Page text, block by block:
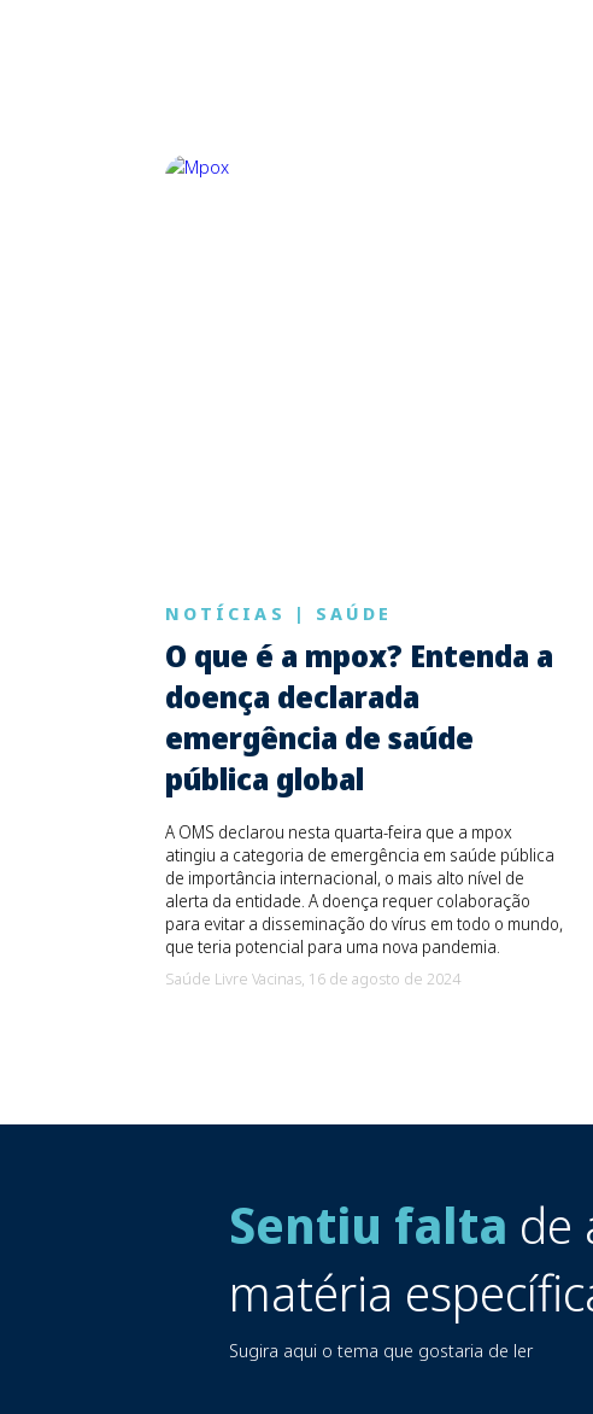
NOTÍCIAS | SAÚDE
O que é a mpox? Entenda a
doença declarada
emergência de saúde
pública global
A OMS declarou nesta quarta-feira que a mpox
atingiu a categoria de emergência em saúde pública
de importância internacional, o mais alto nível de
alerta da entidade. A doença requer colaboração
para evitar a disseminação do vírus em todo o mundo,
que teria potencial para uma nova pandemia.
Saúde Livre Vacinas, 16 de agosto de 2024
Sentiu falta de
matéria
Sugira aqui o tema que gostaria de ler